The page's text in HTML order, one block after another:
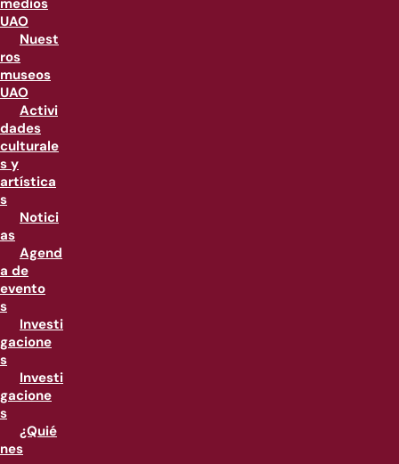
medios
UAO
Nuest
ros
museos
UAO
Activi
dades
culturale
s y
artística
s
Notici
as
Agend
a de
evento
s
Investi
gacione
s
Investi
gacione
s
¿Quié
nes